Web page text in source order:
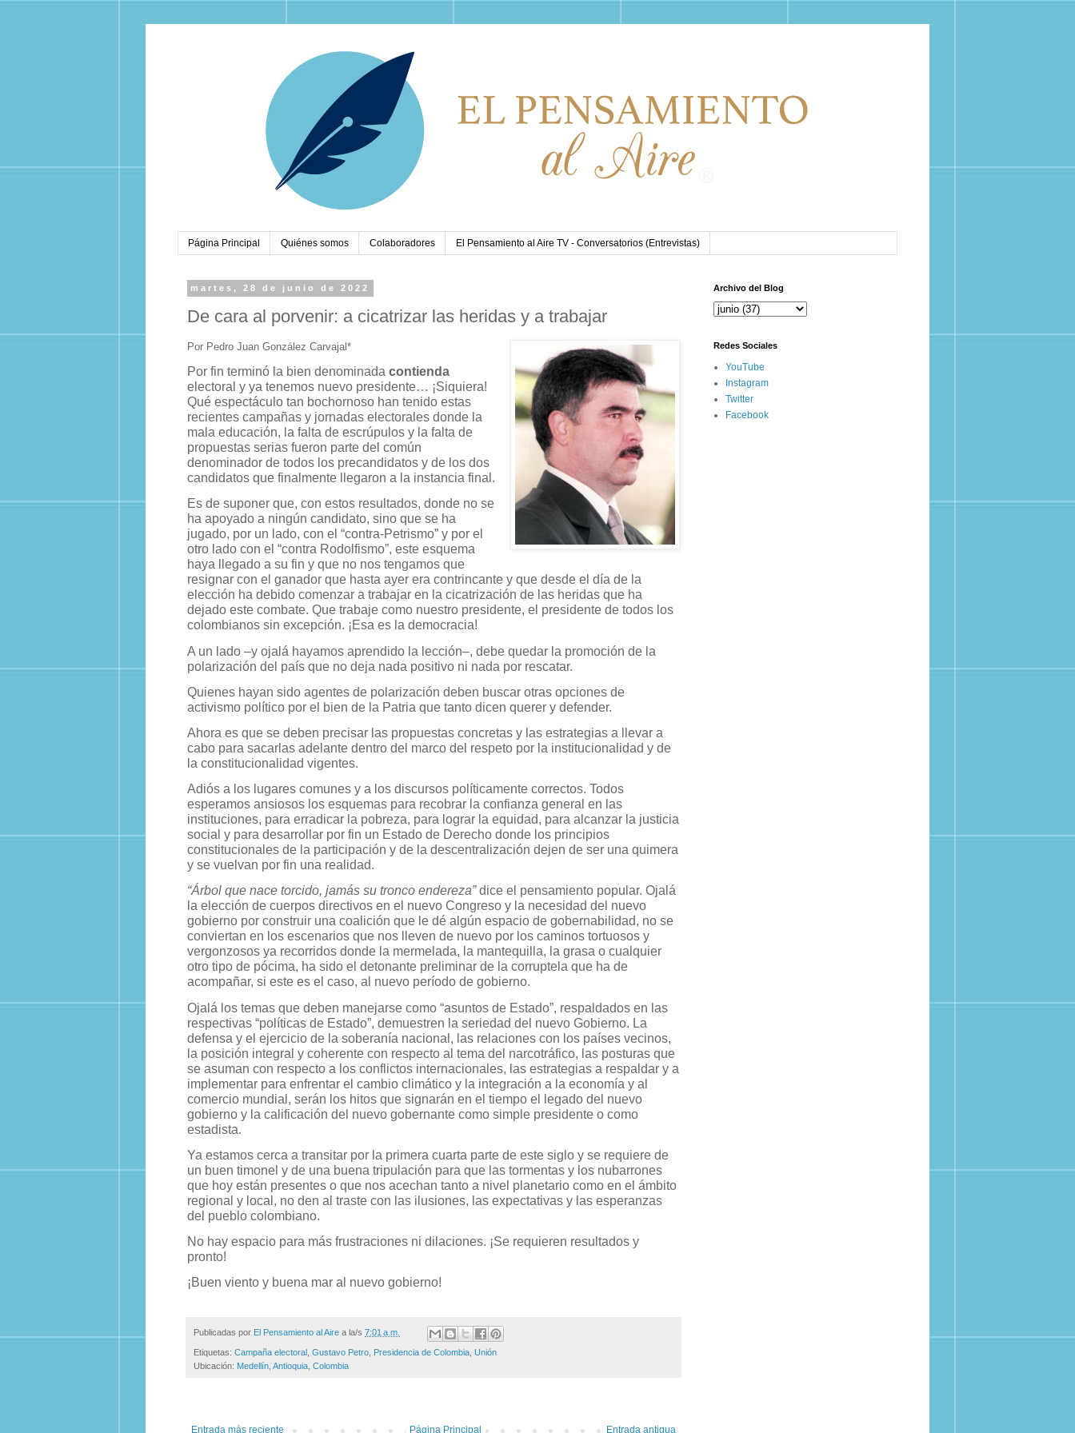
Página Principal Quiénes somos Colaboradores El Pensamiento al Aire TV - Conversatorios (Entrevistas)
martes, 28 de junio de 2022
De cara al porvenir: a cicatrizar las heridas y a trabajar
Por Pedro Juan González Carvajal*
Por fin terminó la bien denominada contienda
electoral y ya tenemos nuevo presidente… ¡Siquiera!
Qué espectáculo tan bochornoso han tenido estas
recientes campañas y jornadas electorales donde la
mala educación, la falta de escrúpulos y la falta de
propuestas serias fueron parte del común
denominador de todos los precandidatos y de los dos
candidatos que finalmente llegaron a la instancia final.
Es de suponer que, con estos resultados, donde no se
ha apoyado a ningún candidato, sino que se ha
jugado, por un lado, con el “contra-Petrismo” y por el
otro lado con el “contra Rodolfismo”, este esquema
haya llegado a su fin y que no nos tengamos que
resignar con el ganador que hasta ayer era contrincante y que desde el día de la
elección ha debido comenzar a trabajar en la cicatrización de las heridas que ha
dejado este combate. Que trabaje como nuestro presidente, el presidente de todos los
colombianos sin excepción. ¡Esa es la democracia!
A un lado –y ojalá hayamos aprendido la lección–, debe quedar la promoción de la
polarización del país que no deja nada positivo ni nada por rescatar.
Quienes hayan sido agentes de polarización deben buscar otras opciones de
activismo político por el bien de la Patria que tanto dicen querer y defender.
Ahora es que se deben precisar las propuestas concretas y las estrategias a llevar a
cabo para sacarlas adelante dentro del marco del respeto por la institucionalidad y de
la constitucionalidad vigentes.
Adiós a los lugares comunes y a los discursos políticamente correctos. Todos
esperamos ansiosos los esquemas para recobrar la confianza general en las
instituciones, para erradicar la pobreza, para lograr la equidad, para alcanzar la justicia
social y para desarrollar por fin un Estado de Derecho donde los principios
constitucionales de la participación y de la descentralización dejen de ser una quimera
y se vuelvan por fin una realidad.
“Árbol que nace torcido, jamás su tronco endereza”dice el pensamiento popular. Ojalá
la elección de cuerpos directivos en el nuevo Congreso y la necesidad del nuevo
gobierno por construir una coalición que le dé algún espacio de gobernabilidad, no se
conviertan en los escenarios que nos lleven de nuevo por los caminos tortuosos y
vergonzosos ya recorridos donde la mermelada, la mantequilla, la grasa o cualquier
otro tipo de pócima, ha sido el detonante preliminar de la corruptela que ha de
acompañar, si este es el caso, al nuevo período de gobierno.
Ojalá los temas que deben manejarse como “asuntos de Estado”, respaldados en las
respectivas “políticas de Estado”, demuestren la seriedad del nuevo Gobierno. La
defensa y el ejercicio de la soberanía nacional, las relaciones con los países vecinos,
la posición integral y coherente con respecto al tema del narcotráfico, las posturas que
se asuman con respecto a los conflictos internacionales, las estrategias a respaldar y a
implementar para enfrentar el cambio climático y la integración a la economía y al
comercio mundial, serán los hitos que signarán en el tiempo el legado del nuevo
gobierno y la calificación del nuevo gobernante como simple presidente o como
estadista.
Ya estamos cerca a transitar por la primera cuarta parte de este siglo y se requiere de
un buen timonel y de una buena tripulación para que las tormentas y los nubarrones
que hoy están presentes o que nos acechan tanto a nivel planetario como en el ámbito
regional y local, no den al traste con las ilusiones, las expectativas y las esperanzas
del pueblo colombiano.
No hay espacio para más frustraciones ni dilaciones. ¡Se requieren resultados y
pronto!
¡Buen viento y buena mar al nuevo gobierno!
Publicadas por El Pensamiento al Aire a la/s 7:01 a.m.
Etiquetas: Campaña electoral Gustavo Petro Presidencia de Colombia Unión
Ubicación: Medellín, Antioquia, Colombia
Entrada más reciente Entrada antigua
Página Principal
Archivo del Blog
Redes Sociales
YouTube
Instagram
Twitter
Facebook